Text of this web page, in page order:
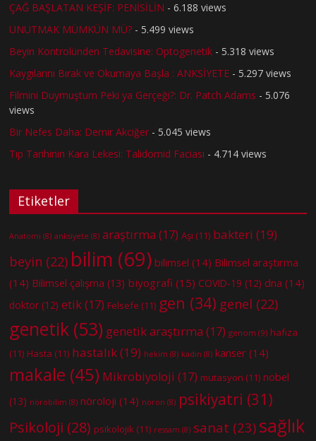
ÇAĞ BAŞLATAN KEŞİF: PENİSİLİN - 6.188 views
UNUTMAK MÜMKÜN MÜ? - 5.499 views
Beyin Kontrolünden Tedavisine: Optogenetik - 5.318 views
Kaygılarını Bırak ve Okumaya Başla : ANKSİYETE - 5.297 views
Filmini Duymuştum Peki ya Gerçeği?: Dr. Patch Adams - 5.076
views
Bir Nefes Daha: Demir Akciğer - 5.045 views
Tıp Tarihinin Kara Lekesi: Talidomid Faciası - 4.714 views
Etiketler
Anatomi (8) anksiyete (8) araştırma (17) Aşı (11) bakteri (19)
beyin (22) bilim (69) bilimsel (14) Bilimsel araştırma
(14) Bilimsel çalışma (13) biyografi (15) COVID-19 (12) dna (14)
doktor (12) etik(17) Felsefe (11) gen (34) genel (22)
genetik (53) genetik araştırma (17) genom (9) hafıza
(11) Hasta (11) hastalık(19) hekim (8) kadın (8) kanser (14)
makale (45) Mikrobiyoloji (17) mutasyon (11) nobel
(13) nörobilim (8) nöroloji (14) nöron (8) psikiyatri (31)
Psikoloji (28) psikolojik (11) ressam (8) sanat (23) sağlık